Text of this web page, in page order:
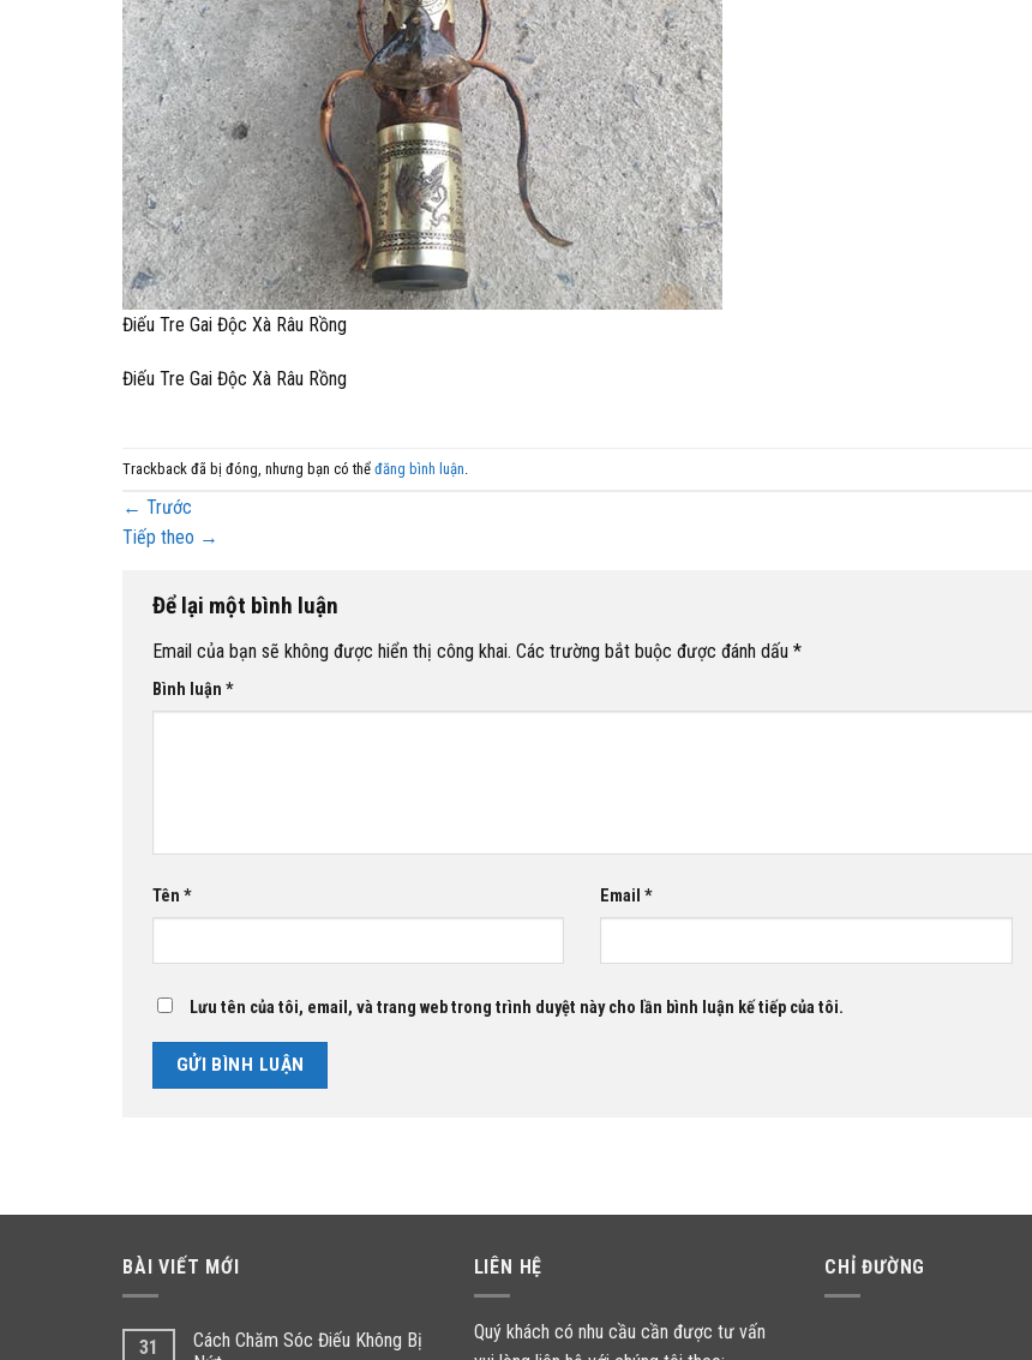
Điếu Tre Gai Độc Xà Râu Rồng
Điếu Tre Gai Độc Xà Râu Rồng
Trackback đã bị đóng, nhưng bạn có thể đăng bình luận
← Trước
Tiếp theo →
Để lại một bình luận
Email của bạn sẽ không được hiển thị công khai. Các trường bắt buộc được đánh dấu *
Bình luận *
Tên * Email*
Lưu tên của tôi, email, và trang web trong trình duyệt này cho lần bình luận kế tiếp của tôi.
BÀI VIẾT MỚI
31
Cách Chăm Sóc Điếu Không Bị
LIÊN HỆ
Quý khách có nhu cầu cần được tư vấn
CHỈ ĐƯỜNG